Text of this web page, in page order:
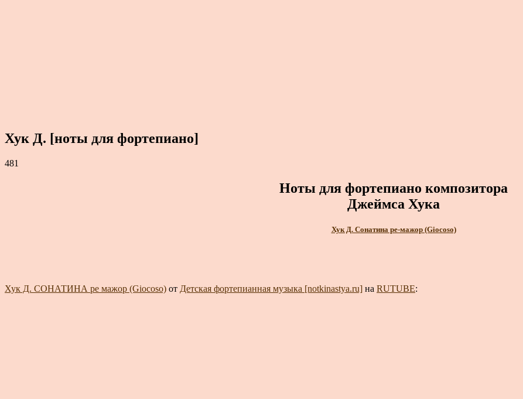
Хук Д. [ноты для фортепиано]
481
Ноты для фортепиано композитора
Джеймса Хука
Хук Д. Сонатина ре-мажор (Giocoso)
Хук Д. СОНАТИНА ре мажор (Giocoso) от Детская фортепианная музыка [notkinastya.ru] на RUTUBE: